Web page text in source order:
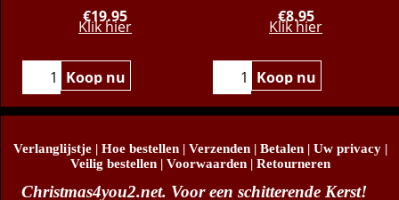
€19.95
Klik hier
Koop nu
€8.95
Klik hier
Koop nu
Verlanglijstje | Hoe bestellen | Verzenden | Betalen | Uw privacy |
Veilig bestellen | Voorwaarden | Retourneren
Christmas4you2.net. Voor een schitterende Kerst!